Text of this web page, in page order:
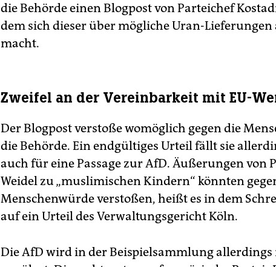
die Behörde einen Blogpost von Parteichef
dem sich dieser über mögliche Uran-
macht.
Zweifel an der Vereinbarkeit mit EU-
Der Blogpost verstoße womöglich gegen die
die Behörde. Ein endgültiges Urteil fällt sie
auch für eine Passage zur AfD. Äußerungen von
Weidel zu „muslimischen Kindern“ könnten
Menschenwürde verstoßen, heißt es in dem
auf ein Urteil des Verwaltungsgericht Köln.
Die AfD wird in der Beispielsammlung